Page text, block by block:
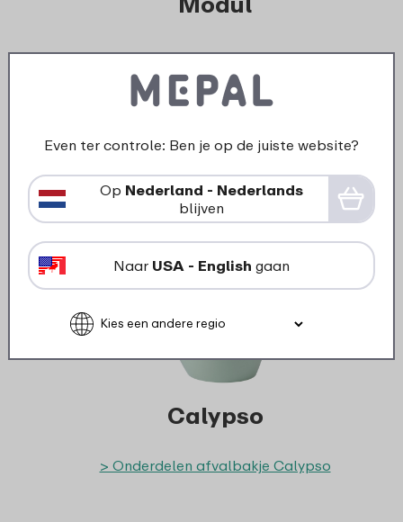
> Onderdelen voor Modul
bewaardozen(Rechthoekige bewaardozen met
non-transparante deksel)
Calypso
> Onderdelen afvalbakje Calypso
Even ter controle: Ben je op de juiste website?
Op Nederland - Nederlands
blijven
Naar USA - English gaan